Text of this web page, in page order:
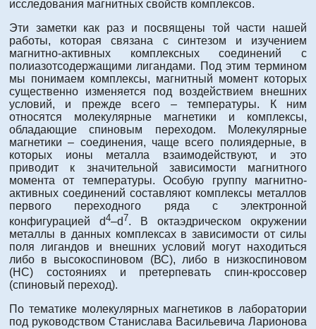
исследования магнитных свойств комплексов.
Эти заметки как раз и посвящены той части нашей
работы, которая связана с синтезом и изучением
магнитно-активных комплексных соединений с
полиазотсодержащими лигандами. Под этим термином
мы понимаем комплексы, магнитный момент которых
существенно изменяется под воздействием внешних
условий, и прежде всего – температуры. К ним
относятся молекулярные магнетики и комплексы,
обладающие спиновым переходом. Молекулярные
магнетики – соединения, чаще всего полиядерные, в
которых ионы металла взаимодействуют, и это
приводит к значительной зависимости магнитного
момента от температуры. Особую группу магнитно-
активных соединений составляют комплексы металлов
первого переходного ряда с электронной
конфигурацией d4–d7. В октаэдрическом окружении
металлы в данных комплексах в зависимости от силы
поля лигандов и внешних условий могут находиться
либо в высокоспиновом (ВС), либо в низкоспиновом
(НС) состояниях и претерпевать спин-кроссовер
(спиновый переход).
По тематике молекулярных магнетиков в лаборатории
под руководством Станислава Васильевича Ларионова